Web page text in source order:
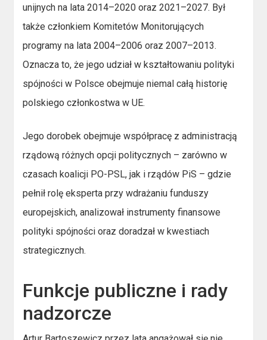
unijnych na lata 2014–2020 oraz 2021–2027. Był
także członkiem Komitetów Monitorujących
programy na lata 2004–2006 oraz 2007–2013.
Oznacza to, że jego udział w kształtowaniu polityki
spójności w Polsce obejmuje niemal całą historię
polskiego członkostwa w UE.
Jego dorobek obejmuje współpracę z administracją
rządową różnych opcji politycznych – zarówno w
czasach koalicji PO-PSL, jak i rządów PiS – gdzie
pełnił rolę eksperta przy wdrażaniu funduszy
europejskich, analizował instrumenty finansowe
polityki spójności oraz doradzał w kwestiach
strategicznych.
Funkcje publiczne i rady
nadzorcze